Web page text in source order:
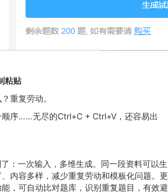
粘贴
重复劳动。
顺序……无尽的Ctrl+C + Ctrl+V，还容易出
：一次输入，多维生成。同一段资料可以生
内容多样，减少重复劳动和模板化问题。更
，可自动比对题库，识别重复题目，有效避